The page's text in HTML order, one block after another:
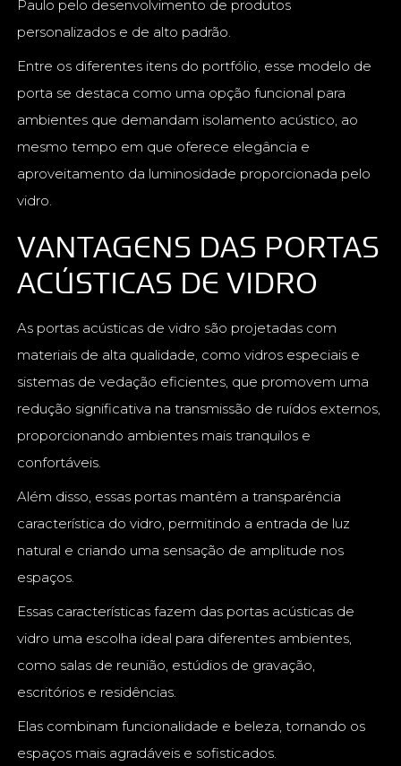
Paulo pelo desenvolvimento de produtos
personalizados e de alto padrão.
Entre os diferentes itens do portfólio, esse modelo de
porta se destaca como uma opção funcional para
ambientes que demandam isolamento acústico, ao
mesmo tempo em que oferece elegância e
aproveitamento da luminosidade proporcionada pelo
vidro.
VANTAGENS DAS PORTAS
ACÚSTICAS DE VIDRO
As portas acústicas de vidro são projetadas com
materiais de alta qualidade, como vidros especiais e
sistemas de vedação eficientes, que promovem uma
redução significativa na transmissão de ruídos externos,
proporcionando ambientes mais tranquilos e
confortáveis.
Além disso, essas portas mantêm a transparência
característica do vidro, permitindo a entrada de luz
natural e criando uma sensação de amplitude nos
espaços.
Essas características fazem das portas acústicas de
vidro uma escolha ideal para diferentes ambientes,
como salas de reunião, estúdios de gravação,
escritórios e residências.
Elas combinam funcionalidade e beleza, tornando os
espaços mais agradáveis e sofisticados.